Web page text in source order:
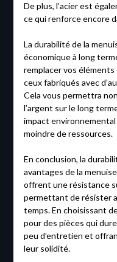
De plus, l’acier est
ce qui renforce encore
La durabilité de la
économique à long
remplacer vos
ceux fabriqués avec
Cela vous permettra
l’argent sur le long
impact
moindre de ressources.
En conclusion, la
avantages de la
offrent une résistance
permettant de résister
temps. En choisissant
pour des pièces qui
peu d’entretien et
leur solidité.